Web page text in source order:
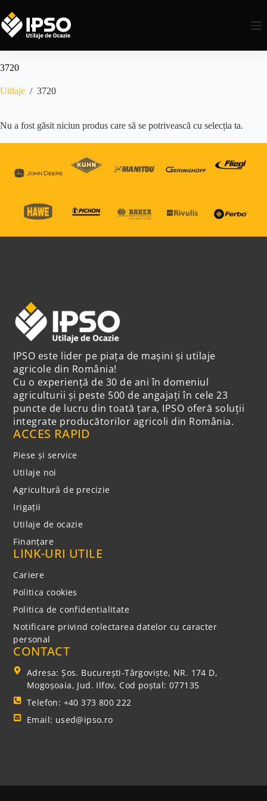
3720
Utilaje / 3720
Nu a fost găsit niciun produs care să se potrivească cu selecția ta.
IPSO este lider pe piața de mașini și utilaje
agricole din România!
Cu o experiență de 30 de ani în domeniul
agriculturii și peste 500 de angajați în cele 23
puncte de lucru din toată țara, IPSO oferă soluții
integrate producătorilor agricoli din România.
ACCES RAPID
Piese și service
Utilaje noi
Agricultură de precizie
Irigații
Utilaje de ocazie
Finanțare
LINK-URI UTILE
Cariere
Politica cookies
Politica de confidentialitate
Notificare privind colectarea datelor cu caracter
personal
CONTACT
Adresa: Şos. Bucureşti-Târgovişte, NR. 174 D,
Mogoşoaia, Jud. Ilfov, Cod poștal: 077135
Telefon: +40 373 800 222
Email: used@ipso.ro